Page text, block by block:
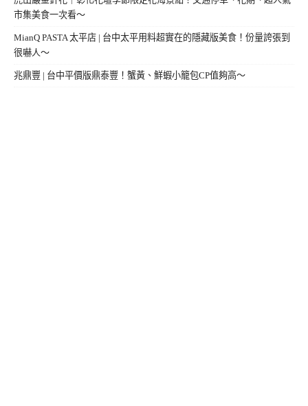
市集美食一次看～
MianQ PASTA 太平店 | 台中太平用料超實在的隱藏版美食！份量誇張到
很嚇人～
兆鼎豐 | 台中平價版鼎泰豐！蟹黃、鮮蝦小籠包CP值夠高～